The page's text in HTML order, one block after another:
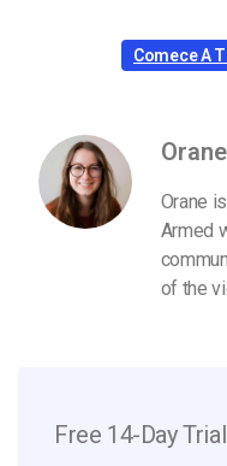
Comece A
Orane
Armed
of the
Free 14-Day Trial